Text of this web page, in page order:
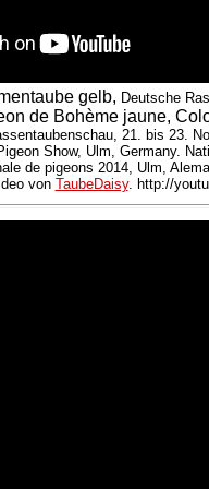
gelb, Deutsche
de Bohème jaune,
21. bis 23.
Show, Ulm, Germany.
de pigeons 2014, Ulm,
von TaubeDaisy. http://